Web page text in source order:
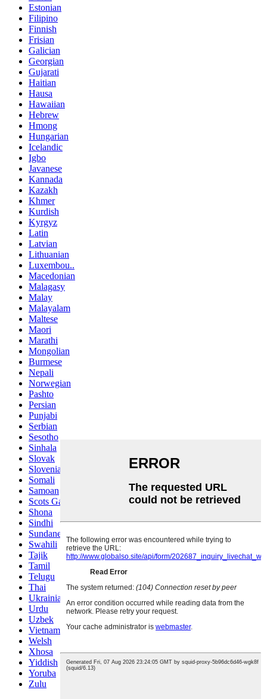
Estonian
Filipino
Finnish
Frisian
Galician
Georgian
Gujarati
Haitian
Hausa
Hawaiian
Hebrew
Hmong
Hungarian
Icelandic
Igbo
Javanese
Kannada
Kazakh
Khmer
Kurdish
Kyrgyz
Latin
Latvian
Lithuanian
Luxembou..
Macedonian
Malagasy
Malay
Malayalam
Maltese
Maori
Marathi
Mongolian
Burmese
Nepali
Norwegian
Pashto
Persian
Punjabi
Serbian
Sesotho
Sinhala
Slovak
Slovenian
Somali
Samoan
Scots Gaelic
Shona
Sindhi
Sundanese
Swahili
Tajik
Tamil
Telugu
Thai
Ukrainian
Urdu
Uzbek
Vietnamese
Welsh
Xhosa
Yiddish
Yoruba
Zulu